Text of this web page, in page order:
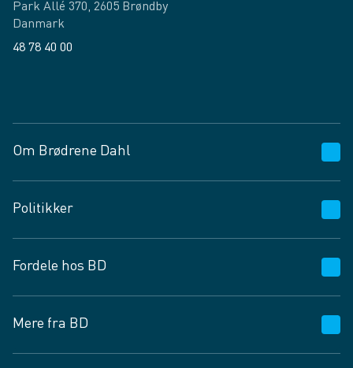
Park Allé 370, 2605 Brøndby
Danmark
48 78 40 00
Om Brødrene Dahl
Vagttelefon 30 10 89 89
Spørgsmål og svar
Job og karriere
Fødevarekontrolrapport
Politikker
Privatlivspolitik
Cookies
Vilkår og betingelser
Fordele hos BD
BD app
BD.dk services
Mere fra BD